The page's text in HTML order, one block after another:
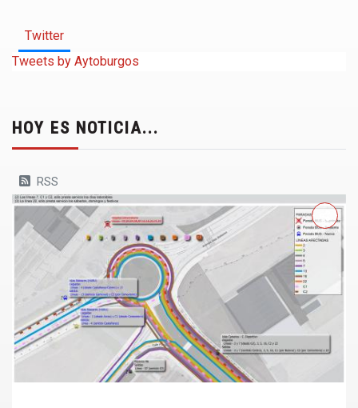
Twitter
Tweets by Aytoburgos
HOY ES NOTICIA...
RSS